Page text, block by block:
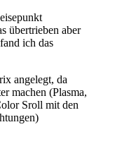
übertrieben aber
ich das
angelegt, da
machen (Plasma,
Sroll mit den